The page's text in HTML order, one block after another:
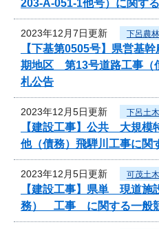
203-A-051-1他号）に関す
2023年12月7日更新 下呂農
【下基第0505号】県営基
期地区 第13号道路工事（
札公告
2023年12月5日更新 下呂土
【建設工事】公共 大規模
他（債務）飛騨川工事に関
2023年12月5日更新 可茂土
【建設工事】県単 現道施
務） 工事 に関する一般